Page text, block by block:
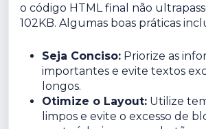
o código HTML final não
102KB. Algumas boas práticas
Seja Conciso: Priorize as
importantes e evite textos
longos.
Otimize o Layout: Utilize
limpos e evite o excesso de